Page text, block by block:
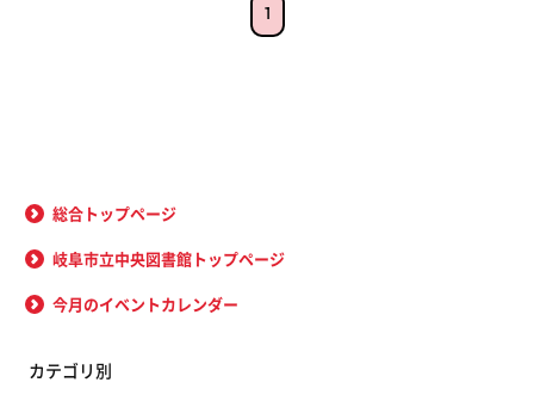
1
総合トップページ
岐阜市立中央図書館トップページ
今月のイベントカレンダー
カテゴリ別